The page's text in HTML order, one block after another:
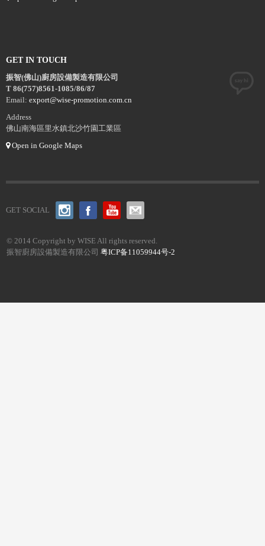
GET IN TOUCH
振智(佛山)廚房設備製造有限公司
T 86(757)8561-1085/86/87
Email: export@wise-promotion.com.cn
Address
佛山南海區里水鎮北沙竹園工業區
Open in Google Maps
GET SOCIAL
© 2014 Copyright by WISE All rights reserved.
振智廚房設備製造有限公司 粤ICP备11059944号-2